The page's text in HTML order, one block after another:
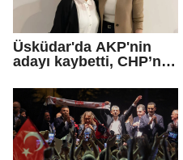
Üsküdar'da AKP'nin
adayı kaybetti, CHP’nin
Çetinkaya Başkan
Vekili seçildi